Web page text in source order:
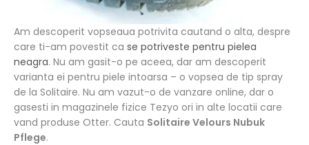
Am descoperit vopseaua potrivita cautand o alta, despre
care ti-am povestit ca se potriveste pentru pielea
neagra. Nu am gasit-o pe aceea, dar am descoperit
varianta ei pentru piele intoarsa – o vopsea de tip spray
de la Solitaire. Nu am vazut-o de vanzare online, dar o
gasesti in magazinele fizice Tezyo ori in alte locatii care
vand produse Otter. Cauta Solitaire Velours Nubuk
Pflege.